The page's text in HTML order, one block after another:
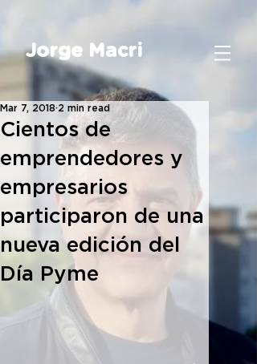
Jorge Macri
Cientos de
emprendedores y
empresarios
participaron de una
nueva edición del
Día Pyme
Mar 7, 2018 2 min read